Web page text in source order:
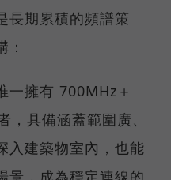
長期累積的頻譜策
一擁有 700MHz＋
具備涵蓋範圍廣、
入建築物室內，也能
景，成為穩定連線的